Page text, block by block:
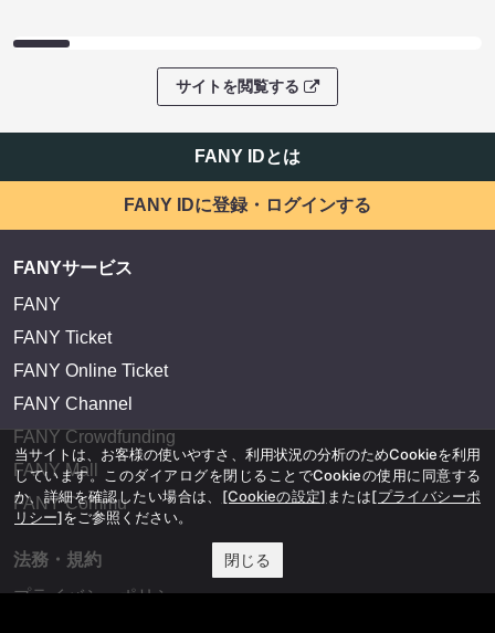
サイトを閲覧する
FANY IDとは
FANY IDに登録・ログインする
FANYサービス
FANY
FANY Ticket
FANY Online Ticket
FANY Channel
FANY Crowdfunding
FANY Mall
FANY Commu
法務・規約
プライバシーポリシー
当サイトは、お客様の使いやすさ、利用状況の分析のためCookieを利用
しています。このダイアログを閉じることでCookieの使用に同意する
か、詳細を確認したい場合は、 [Cookieの設定] または[プライバシーポ
リシー]をご参照ください。
閉じる